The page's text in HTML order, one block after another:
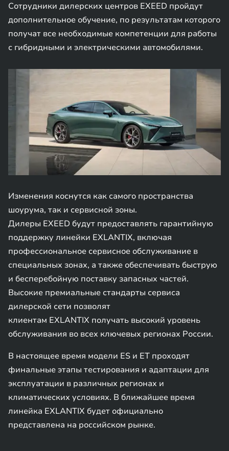
Сотрудники дилерских центров EXEED пройдут
дополнительное обучение, по результатам которого
получат все необходимые компетенции для работы
с гибридными и электрическими автомобилями.
Изменения коснутся как самого пространства
шоурума, так и сервисной зоны.
Дилеры EXEED будут предоставлять гарантийную
поддержку линейки EXLANTIX, включая
профессиональное сервисное обслуживание в
специальных зонах, а также обеспечивать быструю
и бесперебойную поставку запасных частей.
Высокие премиальные стандарты сервиса
дилерской сети позволят
клиентам EXLANTIX получать высокий уровень
обслуживания во всех ключевых регионах России.
В настоящее время модели ES и ET проходят
финальные этапы тестирования и адаптации для
эксплуатации в различных регионах и
климатических условиях. В ближайшее время
линейка EXLANTIX будет официально
представлена на российском рынке.